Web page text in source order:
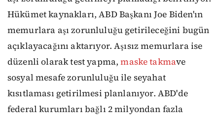
Hükümet kaynakları, ABD Başkanı Joe Biden'ın
memurlara aşı zorunluluğu getirileceğini bugün
açıklayacağını aktarıyor. Aşısız memurlara ise
düzenli olarak test yapma, maske takmave
sosyal mesafe zorunluluğu ile seyahat
kısıtlaması getirilmesi planlanıyor. ABD'de
federal kurumları bağlı 2 milyondan fazla